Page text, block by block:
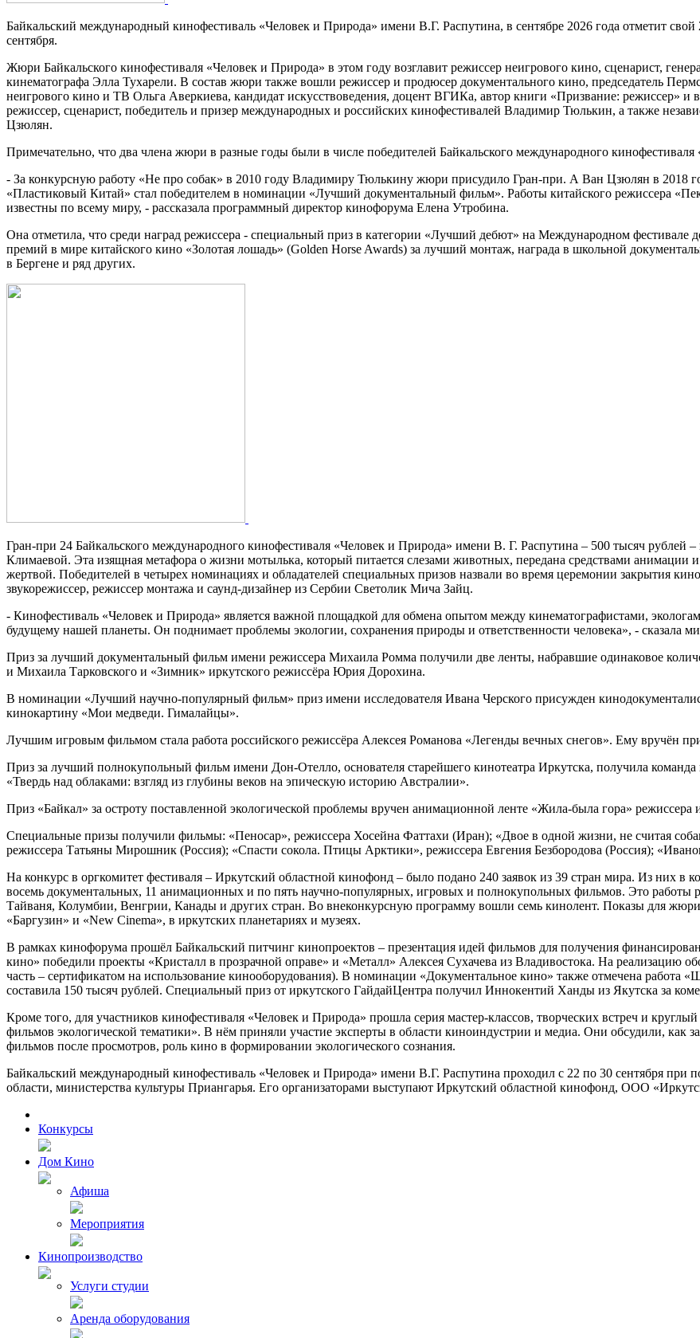
Байкальский международный кинофестиваль «Человек и Природа» имени В.Г. Распутина, в сентябре 2026 года отметит
сентября.
Жюри Байкальского кинофестиваля «Человек и Природа» в этом году возглавит режиссер неигрового кино, сценарист,
кинематографа Элла Тухарели. В состав жюри также вошли режиссер и продюсер документального кино, председатель
неигрового кино и ТВ Ольга Аверкиева, кандидат искусствоведения, доцент ВГИКа, автор книги «Призвание: режиссер»
режиссер, сценарист, победитель и призер международных и российских кинофестивалей Владимир Тюлькин, а также
Цзюлян.
Примечательно, что два члена жюри в разные годы были в числе победителей Байкальского международного
- За конкурсную работу «Не про собак» в 2010 году Владимиру Тюлькину жюри присудило Гран-при. А Ван Цзюлян в 2018
«Пластиковый Китай» стал победителем в номинации «Лучший документальный фильм». Работы китайского режиссера
известны по всему миру, - рассказала программный директор кинофорума Елена Утробина.
Она отметила, что среди наград режиссера - специальный приз в категории «Лучший дебют» на Международном
премий в мире китайского кино «Золотая лошадь» (Golden Horse Awards) за лучший монтаж, награда в школьной
в Бергене и ряд других.
Гран-при 24 Байкальского международного кинофестиваля «Человек и Природа» имени В. Г. Распутина – 500 тысяч рублей
Климаевой. Эта изящная метафора о жизни мотылька, который питается слезами животных, передана средствами
жертвой. Победителей в четырех номинациях и обладателей специальных призов назвали во время церемонии закрытия
звукорежиссер, режиссер монтажа и саунд-дизайнер из Сербии Светолик Мича Зайц.
- Кинофестиваль «Человек и Природа» является важной площадкой для обмена опытом между кинематографистами,
будущему нашей планеты. Он поднимает проблемы экологии, сохранения природы и ответственности человека», - сказала
Приз за лучший документальный фильм имени режиссера Михаила Ромма получили две ленты, набравшие одинаковое
и Михаила Тарковского и «Зимник» иркутского режиссёра Юрия Дорохина.
В номинации «Лучший научно-популярный фильм» приз имени исследователя Ивана Черского присужден
кинокартину «Мои медведи. Гималайцы».
Лучшим игровым фильмом стала работа российского режиссёра Алексея Романова «Легенды вечных снегов». Ему вручён
Приз за лучший полнокупольный фильм имени Дон-Отелло, основателя старейшего кинотеатра Иркутска, получила
«Твердь над облаками: взгляд из глубины веков на эпическую историю Австралии».
Приз «Байкал» за остроту поставленной экологической проблемы вручен анимационной ленте «Жила-была гора»
Специальные призы получили фильмы: «Пеносар», режиссера Хосейна Фаттахи (Иран); «Двое в одной жизни, не считая
режиссера Татьяны Мирошник (Россия); «Спасти сокола. Птицы Арктики», режиссера Евгения Безбородова (Россия);
На конкурс в оргкомитет фестиваля – Иркутский областной кинофонд – было подано 240 заявок из 39 стран мира. Из них в
восемь документальных, 11 анимационных и по пять научно-популярных, игровых и полнокупольных фильмов. Это
Тайваня, Колумбии, Венгрии, Канады и других стран. Во внеконкурсную программу вошли семь кинолент. Показы для
«Баргузин» и «New Cinema», в иркутских планетариях и музеях.
В рамках кинофорума прошёл Байкальский питчинг кинопроектов – презентация идей фильмов для получения
кино» победили проекты «Кристалл в прозрачной оправе» и «Металл» Алексея Сухачева из Владивостока. На реализацию
часть – сертификатом на использование кинооборудования). В номинации «Документальное кино» также отмечена работа
составила 150 тысяч рублей. Специальный приз от иркутского ГайдайЦентра получил Иннокентий Ханды из Якутска за
Кроме того, для участников кинофестиваля «Человек и Природа» прошла серия мастер-классов, творческих встреч и
фильмов экологической тематики». В нём приняли участие эксперты в области киноиндустрии и медиа. Они обсудили, как
фильмов после просмотров, роль кино в формировании экологического сознания.
Байкальский международный кинофестиваль «Человек и Природа» имени В.Г. Распутина проходил с 22 по 30 сентября при
области, министерства культуры Приангарья. Его организаторами выступают Иркутский областной кинофонд, ООО
Конкурсы
Дом Кино
Афиша
Мероприятия
Кинопроизводство
Услуги студии
Аренда оборудования